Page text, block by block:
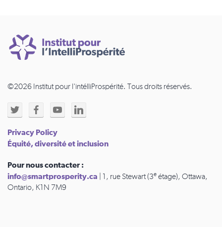
©2026 Institut pour l'intélliProspérité. Tous droits réservés.
Privacy Policy
Équité, diversité et inclusion
Pour nous contacter :
info@smartprosperity.ca | 1, rue Stewart (3e étage), Ottawa,
Ontario, K1N 7M9